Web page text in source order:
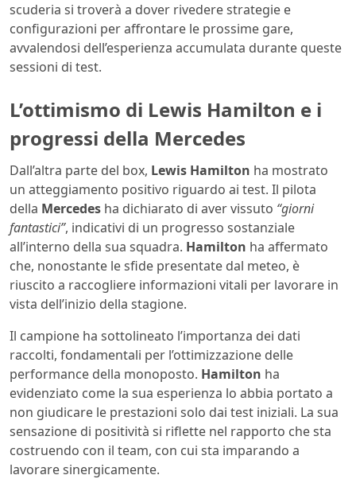
scuderia si troverà a dover rivedere strategie e
configurazioni per affrontare le prossime gare,
avvalendosi dell’esperienza accumulata durante queste
sessioni di test.
L’ottimismo di Lewis Hamilton e i
progressi della Mercedes
Dall’altra parte del box, Lewis Hamilton ha mostrato
un atteggiamento positivo riguardo ai test. Il pilota
della Mercedes ha dichiarato di aver vissuto “giorni
fantastici”, indicativi di un progresso sostanziale
all’interno della sua squadra. Hamilton ha affermato
che, nonostante le sfide presentate dal meteo, è
riuscito a raccogliere informazioni vitali per lavorare in
vista dell’inizio della stagione.
Il campione ha sottolineato l’importanza dei dati
raccolti, fondamentali per l’ottimizzazione delle
performance della monoposto. Hamilton ha
evidenziato come la sua esperienza lo abbia portato a
non giudicare le prestazioni solo dai test iniziali. La sua
sensazione di positività si riflette nel rapporto che sta
costruendo con il team, con cui sta imparando a
lavorare sinergicamente.